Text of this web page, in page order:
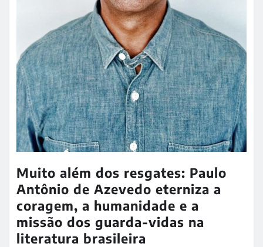
Muito além dos resgates: Paulo
Antônio de Azevedo eterniza a
coragem, a humanidade e a
missão dos guarda-vidas na
literatura brasileira